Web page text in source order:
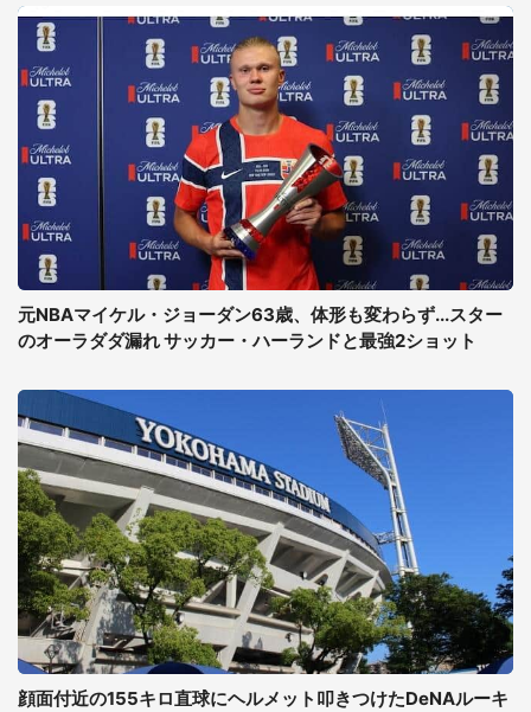
元NBAマイケル・ジョーダン63歳、体形も変わらず...スター
のオーラダダ漏れ サッカー・ハーランドと最強2ショット
顔面付近の155キロ直球にヘルメット叩きつけたDeNAルーキ